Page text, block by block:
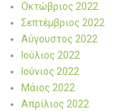
Οκτώβριος 2022
Σεπτέμβριος 2022
Αύγουστος 2022
Ιούλιος 2022
Ιούνιος 2022
Μάιος 2022
Απρίλιος 2022